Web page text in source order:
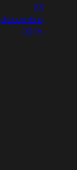
23
décembre
2025